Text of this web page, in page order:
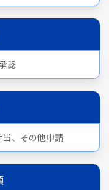
認
、その他申請